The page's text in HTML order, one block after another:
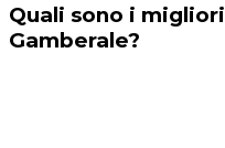
Quali sono i
Gamberale?